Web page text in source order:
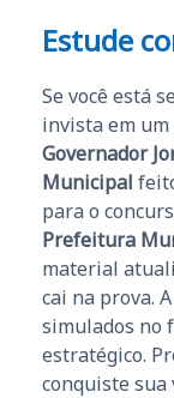
Estude
Se você está
invista em
Governador
Municipal
para o
Prefeitura
material
cai na prova.
simulados no
estratégico.
conquiste sua